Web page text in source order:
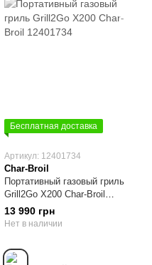
Бесплатная доставка
Артикул: 12401734
Char-Broil
Портативный газовый гриль
Grill2Go X200 Char-Broil
12401734
13 990 грн
Нет в наличии